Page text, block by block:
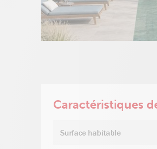
Caractéristiques
Surface habitable